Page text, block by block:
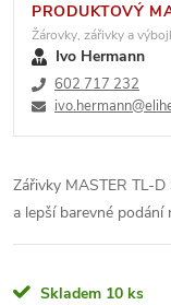
PRODUKTOVÝ
Žárovky, zářivky a
Ivo Hermann
602 717 232
Zářivky MASTER TL-
a lepší barevné podání
Skladem 10 ks